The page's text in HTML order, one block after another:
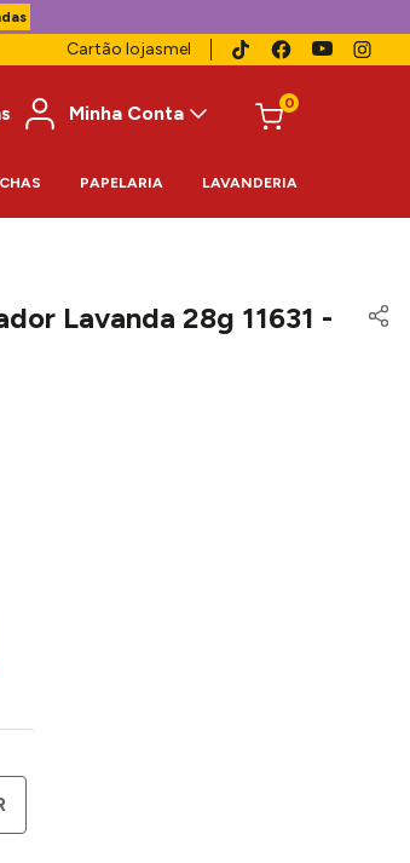
Cartão lojasmel
Minha Conta 0
PAPELARIA LAVANDERIA
Lavanda 28g 11631 -